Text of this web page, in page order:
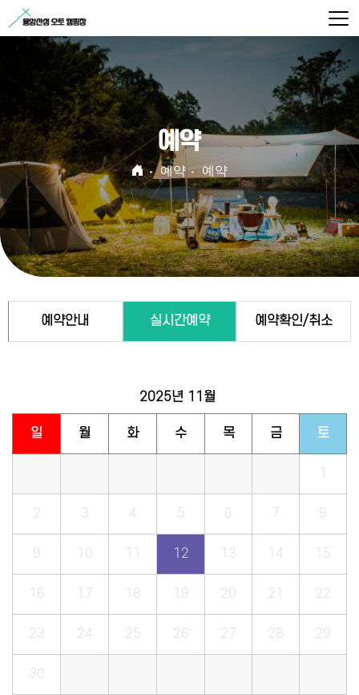
예약
예약 예약
예약안내 실시간예약 예약확인/취소
2025년 11월
일 월 화 수 목 금 토
1
2 3 4 5 6 7 8
9 10 11 12 13 14 15
16 17 18 19 20 21 22
23 24 25 26 27 28 29
30